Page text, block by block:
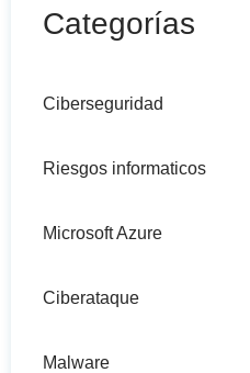
Categorías
Ciberseguridad
Riesgos informaticos
Microsoft Azure
Ciberataque
Malware